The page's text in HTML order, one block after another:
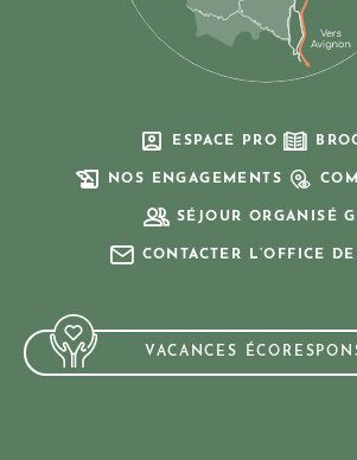
ESPACE PRO
NOS ENGAGEMENTS
SÉJOUR ORGANISÉ
CONTACTER L’OFFICE
VACANCES